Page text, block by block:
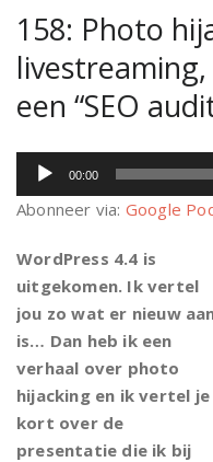
158: Photo
een “SEO
Audiospeler
00:00
Abonneer via: Google
WordPress 4.4 is
uitgekomen. Ik vertel
jou zo wat er nieuw
is… Dan heb ik een
verhaal over photo
hijacking en ik vertel je
kort over de
presentatie die ik bij